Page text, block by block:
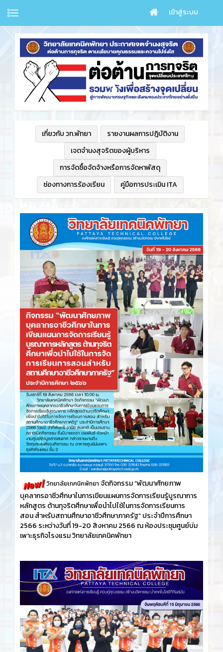
เข้าสู่ระบบ
เกี่ยวกับ วท.พัทยา
รายงานผลการปฎิบัติงาน
เจตจำนงสุจริตของผู้บริหาร
การจัดซื้อจัดจ้างหรือการจัดหาพัสดุ
ช่องทางการร้องเรียน
คู่มือการประเมิน ITA
วิทยาลัยเทคนิคพัทยา จัดกิจกรรม “พัฒนาศักยภาพ
บุคลากรอาชีวศึกษาในการเขียนแผนการจัดการเรียนรู้บูรณาการ
หลักสูตร ต้านทุจริตศึกษาเพื่อนำไปใช้ในการจัดการเรียนการ
สอน สำหรับสถานศึกษาอาชีวศึกษาภาครัฐ” ประจำปีการศึกษา
2566 ระหว่างวันที่ 19-20 สิงหาคม 2566 ณ ห้องประชุมศูนย์บ่ม
เพาะธุรกิจโรงแรม วิทยาลัยเทคนิคพัทยา